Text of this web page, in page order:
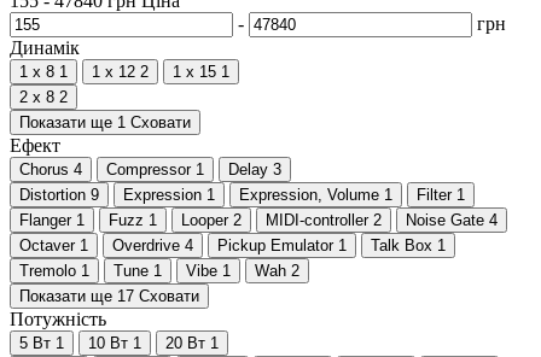
-
грн
Динамік
1 х 8 1 1 х 12 2 1 х 15 1
2 х 8 2
Показати ще 1 Сховати
Ефект
Chorus 4 Compressor 1 Delay 3
Distortion 9 Expression 1 Expression, Volume 1 Filter 1
Flanger 1 Fuzz 1 Looper 2 MIDI-controller 2 Noise Gate 4
Octaver 1 Overdrive 4 Pickup Emulator 1 Talk Box 1
Tremolo 1 Tune 1 Vibe 1 Wah 2
Показати ще 17 Сховати
Потужність
5 Вт 1 10 Вт 1 20 Вт 1